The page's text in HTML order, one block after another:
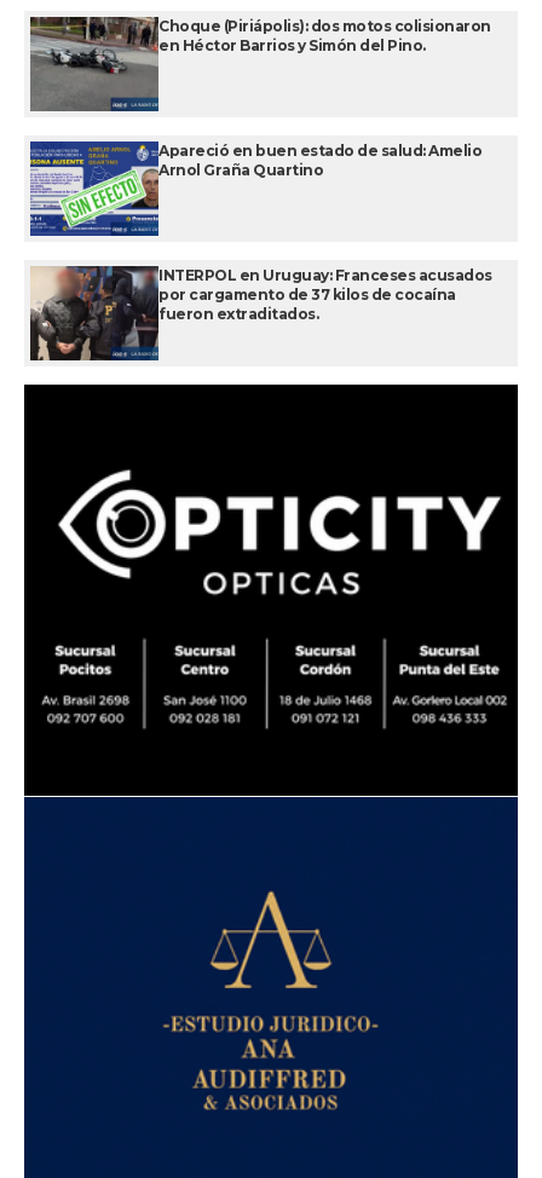
Choque (Piriápolis): dos motos colisionaron
en Héctor Barrios y Simón del Pino.
Apareció en buen estado de salud: Amelio
Arnol Graña Quartino
INTERPOL en Uruguay: Franceses acusados
por cargamento de 37 kilos de cocaína
fueron extraditados.